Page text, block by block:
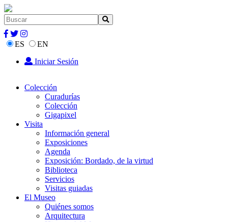
ES
EN
Iniciar Sesión
Colección
Curadurías
Colección
Gigapixel
Visita
Información general
Exposiciones
Agenda
Exposición: Bordado, de la virtud
Biblioteca
Servicios
Visitas guiadas
El Museo
Quiénes somos
Arquitectura